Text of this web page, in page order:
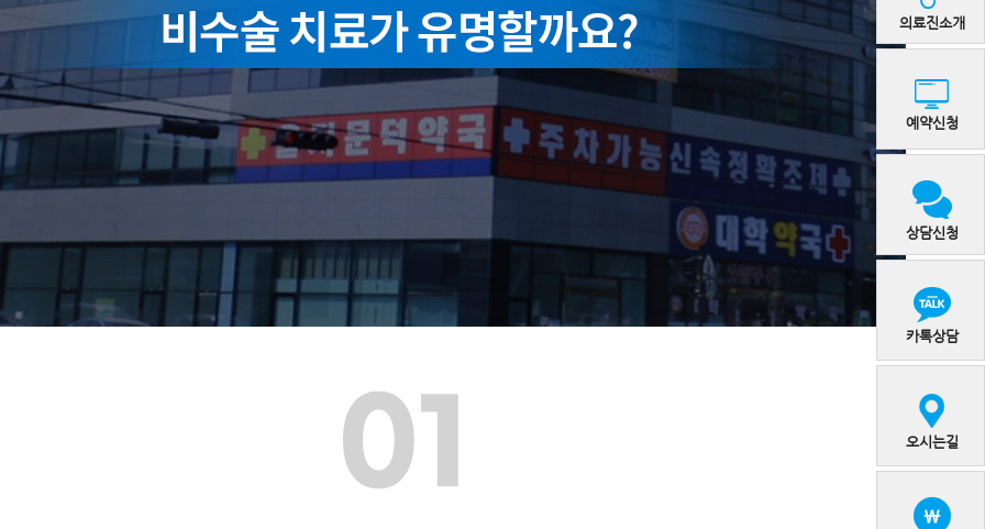
의료진소개
예약신청
상담신청
카톡상담
오시는길